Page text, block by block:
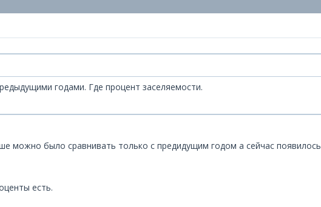
годами. Где процент заселяемости.
можно было сравнивать только с предидущим годом а сейчас
есть.